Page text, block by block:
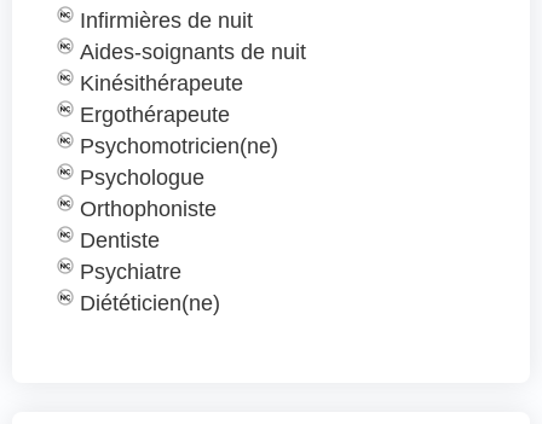
Infirmières de nuit
Aides-soignants de nuit
Kinésithérapeute
Ergothérapeute
Psychomotricien(ne)
Psychologue
Orthophoniste
Dentiste
Psychiatre
Diététicien(ne)